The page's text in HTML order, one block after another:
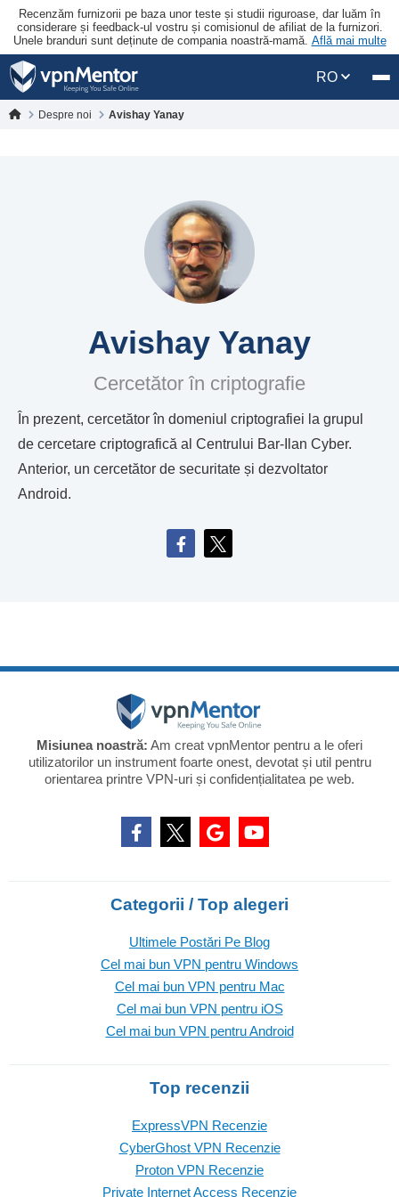
Recenzăm furnizorii pe baza unor teste și studii riguroase, dar luăm în
considerare și feedback-ul vostru și comisionul de afiliat de la furnizori.
Unele branduri sunt deținute de compania noastră-mamă. Află mai multe
RO
Despre noi Avishay Yanay
Avishay Yanay
Cercetător în criptografie
În prezent, cercetător în domeniul criptografiei la grupul
de cercetare criptografică al Centrului Bar-Ilan Cyber.
Anterior, un cercetător de securitate și dezvoltator
Android.
Misiunea noastră: Am creat vpnMentor pentru a le oferi
utilizatorilor un instrument foarte onest, devotat și util pentru
orientarea printre VPN-uri și confidențialitatea pe web.
Categorii / Top alegeri
Ultimele Postări Pe Blog
Cel mai bun VPN pentru Windows
Cel mai bun VPN pentru Mac
Cel mai bun VPN pentru iOS
Cel mai bun VPN pentru Android
Top recenzii
ExpressVPN Recenzie
CyberGhost VPN Recenzie
Proton VPN Recenzie
Private Internet Access Recenzie